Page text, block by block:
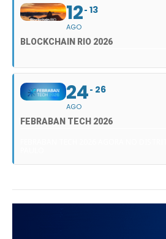
12
AGO
13
BLOCKCHAIN RIO 2026
24
AGO
26
FEBRABAN TECH 2026